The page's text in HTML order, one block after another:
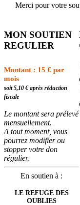
Merci pour votre
MON SOUTIEN
REGULIER
Montant : 15 € par
mois
soit 5,10 € après réduction
fiscale
Le montant sera prélevé
mensuellement.
A tout moment, vous
pourrez modifier ou
stopper votre don
régulier.
En soutien à :
LE REFUGE DES
OUBLIES